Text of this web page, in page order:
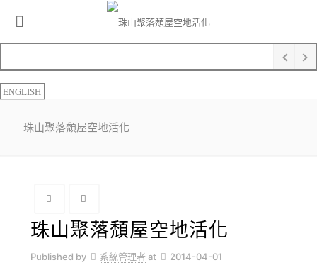
ENGLISH
珠山聚落頹屋空地活化
珠山聚落頹屋空地活化
Published by 系統管理者 at 2014-04-01